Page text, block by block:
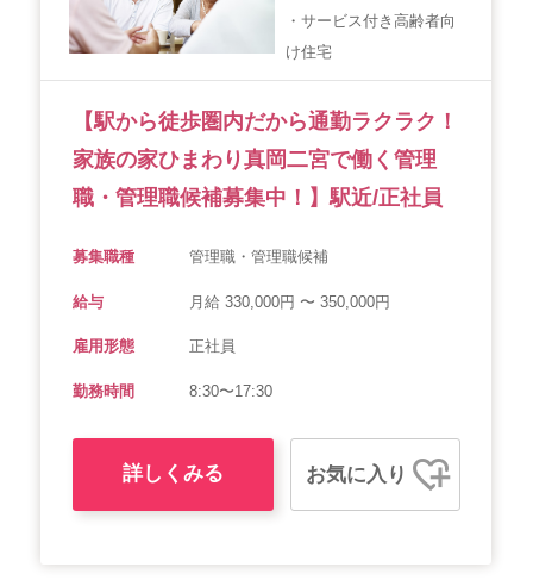
・サービス付き高齢者向
け住宅
【駅から徒歩圏内だから通勤ラクラク！
家族の家ひまわり真岡二宮で働く管理
職・管理職候補募集中！】駅近/正社員
募集職種 管理職・管理職候補
給与 月給 330,000円 〜 350,000円
雇用形態 正社員
勤務時間 8:30〜17:30
詳しくみる お気に入り